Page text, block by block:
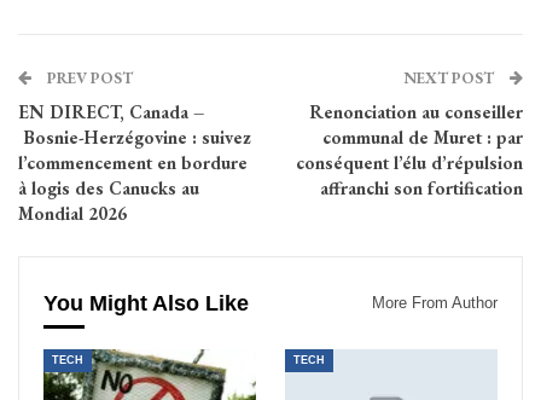
PREV POST
EN DIRECT, Canada –
Bosnie-Herzégovine : suivez
l’commencement en bordure
à logis des Canucks au
Mondial 2026
NEXT POST
Renonciation au conseiller
communal de Muret : par
conséquent l’élu d’répulsion
affranchi son fortification
You Might Also Like More From Author
TECH TECH